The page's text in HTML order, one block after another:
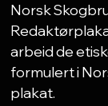
Norsk
arbeid de
formulert i
plakat.